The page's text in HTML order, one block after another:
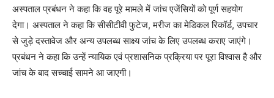
अस्पताल प्रबंधन ने कहा कि वह पूरे मामले में जांच एजेंसियों को पूर्ण सहयोग
देगा। अस्पताल ने कहा कि सीसीटीवी फुटेज, मरीज का मेडिकल रिकॉर्ड, उपचार
से जुड़े दस्तावेज और अन्य उपलब्ध साक्ष्य जांच के लिए उपलब्ध कराए जाएंगे।
प्रबंधन ने कहा कि उन्हें न्यायिक एवं प्रशासनिक प्रक्रिया पर पूरा विश्वास है और
जांच के बाद सच्चाई सामने आ जाएगी।